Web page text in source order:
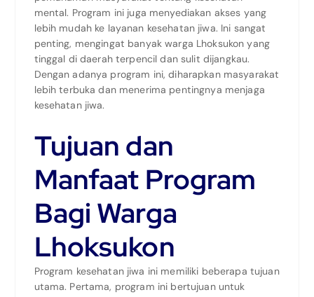
mental. Program ini juga menyediakan akses yang
lebih mudah ke layanan kesehatan jiwa. Ini sangat
penting, mengingat banyak warga Lhoksukon yang
tinggal di daerah terpencil dan sulit dijangkau.
Dengan adanya program ini, diharapkan masyarakat
lebih terbuka dan menerima pentingnya menjaga
kesehatan jiwa.
Tujuan dan
Manfaat Program
Bagi Warga
Lhoksukon
Program kesehatan jiwa ini memiliki beberapa tujuan
utama. Pertama, program ini bertujuan untuk